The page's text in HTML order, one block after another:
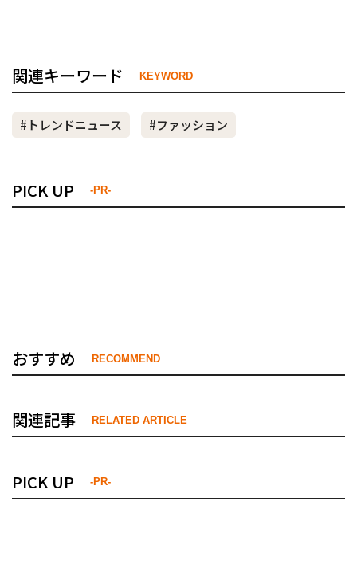
関連キーワード KEYWORD
#トレンドニュース #ファッション
PICK UP -PR-
おすすめ RECOMMEND
関連記事 RELATED ARTICLE
PICK UP -PR-